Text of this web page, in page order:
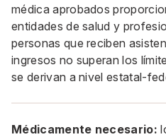
médica aprobados
entidades de salud y
personas que reciben
ingresos no superan los
se derivan a nivel estatal-
Médicamente necesario: